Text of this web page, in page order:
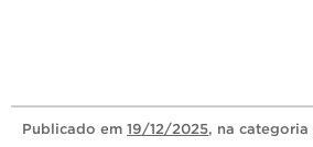
Publicado em 19/12/2025, na categoria